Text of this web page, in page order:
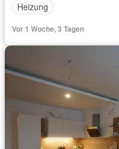
Heizung
Vor 1 Woche, 3 Tagen